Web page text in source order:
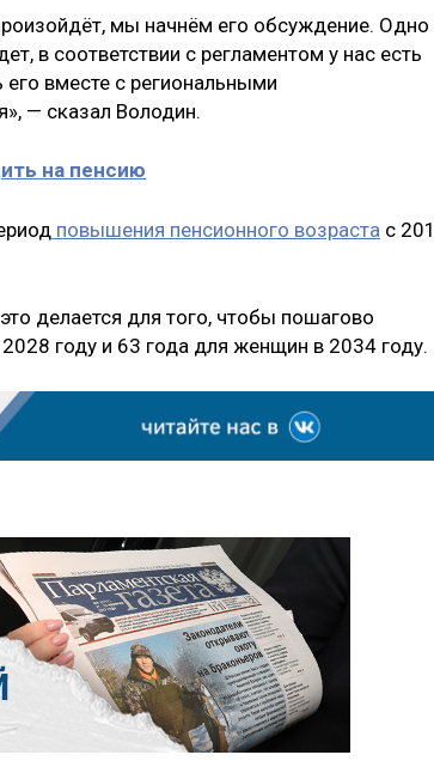
мы начнём его обсуждение. Одно
в соответствии с регламентом у нас есть
вместе с региональными
— сказал Володин.
на пенсию
повышения пенсионного возраста с
делается для того, чтобы пошагово
году и 63 года для женщин в 2034 году.